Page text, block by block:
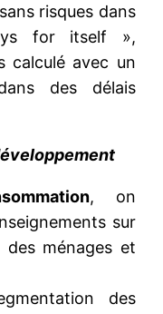
risques dans
for itself »,
calculé avec un
des délais
, on
sur
des ménages et
des